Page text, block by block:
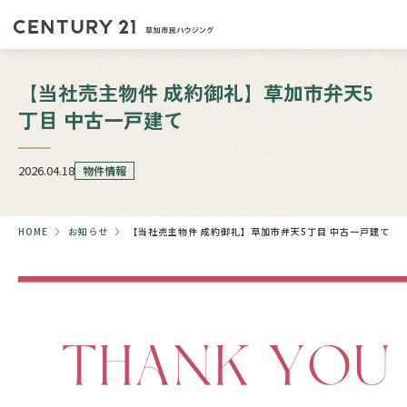
【当社売主物件 成約御礼】草加市弁天5
丁目 中古一戸建て
2026.04.18 物件情報
HOME お知らせ 【当社売主物件 成約御礼】草加市弁天5丁目 中古一戸建て